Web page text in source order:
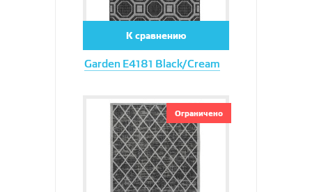
Garden E4181 Black/Cream
К сравнению
Ограничено
Увеличить